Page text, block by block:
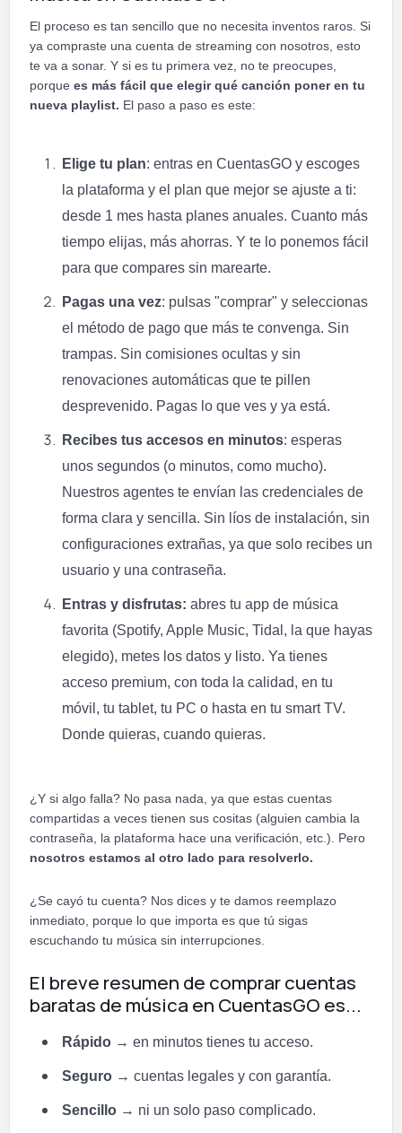
El proceso es tan sencillo que no necesita inventos raros. Si
ya compraste una cuenta de streaming con nosotros, esto
te va a sonar. Y si es tu primera vez, no te preocupes,
porque es más fácil que elegir qué canción poner en tu
nueva playlist. El paso a paso es este:
Elige tu plan: entras en CuentasGO y escoges
la plataforma y el plan que mejor se ajuste a ti:
desde 1 mes hasta planes anuales. Cuanto más
tiempo elijas, más ahorras. Y te lo ponemos fácil
para que compares sin marearte.
Pagas una vez: pulsas "comprar" y seleccionas
el método de pago que más te convenga. Sin
trampas. Sin comisiones ocultas y sin
renovaciones automáticas que te pillen
desprevenido. Pagas lo que ves y ya está.
Recibes tus accesos en minutos: esperas
unos segundos (o minutos, como mucho).
Nuestros agentes te envían las credenciales de
forma clara y sencilla. Sin líos de instalación, sin
configuraciones extrañas, ya que solo recibes un
usuario y una contraseña.
Entras y disfrutas: abres tu app de música
favorita (Spotify, Apple Music, Tidal, la que hayas
elegido), metes los datos y listo. Ya tienes
acceso premium, con toda la calidad, en tu
móvil, tu tablet, tu PC o hasta en tu smart TV.
Donde quieras, cuando quieras.
¿Y si algo falla? No pasa nada, ya que estas cuentas
compartidas a veces tienen sus cositas (alguien cambia la
contraseña, la plataforma hace una verificación, etc.). Pero
nosotros estamos al otro lado para resolverlo.
¿Se cayó tu cuenta? Nos dices y te damos reemplazo
inmediato, porque lo que importa es que tú sigas
escuchando tu música sin interrupciones.
El breve resumen de comprar cuentas
baratas de música en CuentasGO es...
Rápido → en minutos tienes tu acceso.
Seguro → cuentas legales y con garantía.
Sencillo → ni un solo paso complicado.